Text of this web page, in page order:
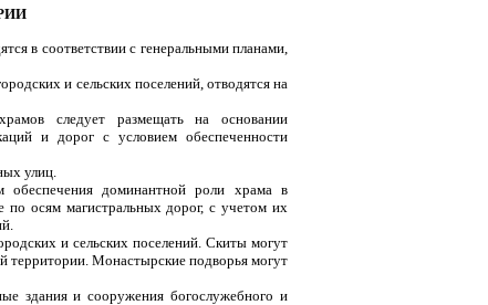
в соответствии с генеральными планами,
и сельских поселений, отводятся на
следует размещать на основании
и дорог с условием обеспеченности
улиц.
обеспечения доминантной роли храма в
осям магистральных дорог, с учетом их
и сельских поселений. Скиты могут
территории. Монастырские подворья могут
здания и сооружения богослужебного и